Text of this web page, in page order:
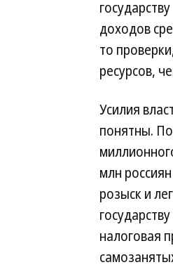
доходов
то
ресурсов,
Усилия
понятны.
млн
розыск и
налоговая